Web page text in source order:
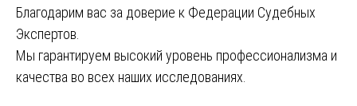
Благодарим вас за доверие к Федерации Судебных
Экспертов.
Мы гарантируем высокий уровень профессионализма и
качества во всех наших исследованиях.